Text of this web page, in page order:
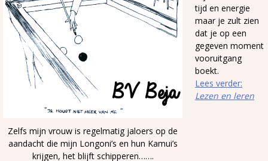
Zelfs mijn vrouw is regelmatig jaloers op de
aandacht die mijn Longoni’s en hun Kamui’s
krijgen, het blijft schipperen…….
tijd en energie
maar je zult zien
dat je op een
gegeven moment
vooruitgang
boekt.
Lees verder:
Lezen en leren